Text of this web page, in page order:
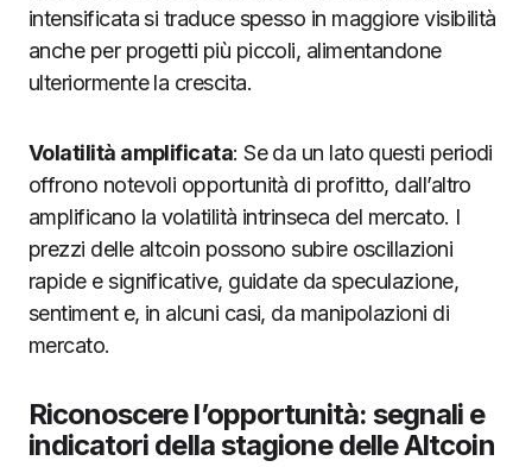
intensificata si traduce spesso in maggiore visibilità
anche per progetti più piccoli, alimentandone
ulteriormente la crescita.
Volatilità amplificata: Se da un lato questi periodi
offrono notevoli opportunità di profitto, dall’altro
amplificano la volatilità intrinseca del mercato. I
prezzi delle altcoin possono subire oscillazioni
rapide e significative, guidate da speculazione,
sentiment e, in alcuni casi, da manipolazioni di
mercato.
Riconoscere l’opportunità: segnali e
indicatori della stagione delle Altcoin